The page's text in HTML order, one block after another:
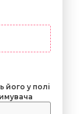
його у полі